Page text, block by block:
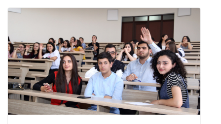
o
k
a A
p
p
dI
n